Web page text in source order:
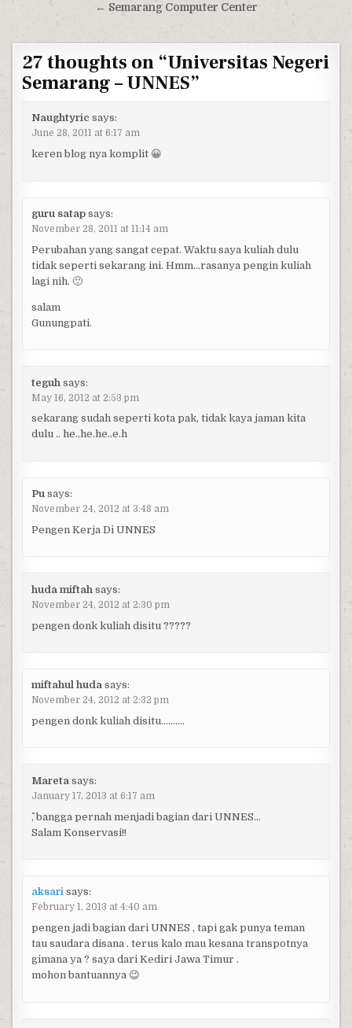
← Semarang Computer Center
27 thoughts on “Universitas Negeri
Semarang – UNNES”
Naughtyric says:
June 28, 2011 at 6:17 am
keren blog nya komplit 😀
guru satap says:
November 28, 2011 at 11:14 am
Perubahan yang sangat cepat. Waktu saya kuliah dulu
tidak seperti sekarang ini. Hmm…rasanya pengin kuliah
lagi nih. 🙂
salam
Gunungpati.
teguh says:
May 16, 2012 at 2:53 pm
sekarang sudah seperti kota pak, tidak kaya jaman kita
dulu .. he..he.he..e.h
Pu says:
November 24, 2012 at 3:48 am
Pengen Kerja Di UNNES
huda miftah says:
November 24, 2012 at 2:30 pm
pengen donk kuliah disitu ?????
miftahul huda says:
November 24, 2012 at 2:32 pm
pengen donk kuliah disitu……….
Mareta says:
January 17, 2013 at 6:17 am
^^, bangga pernah menjadi bagian dari UNNES…
Salam Konservasi!!
aksari says:
February 1, 2013 at 4:40 am
pengen jadi bagian dari UNNES , tapi gak punya teman
tau saudara disana . terus kalo mau kesana transpotnya
gimana ya ? saya dari Kediri Jawa Timur .
mohon bantuannya 😉